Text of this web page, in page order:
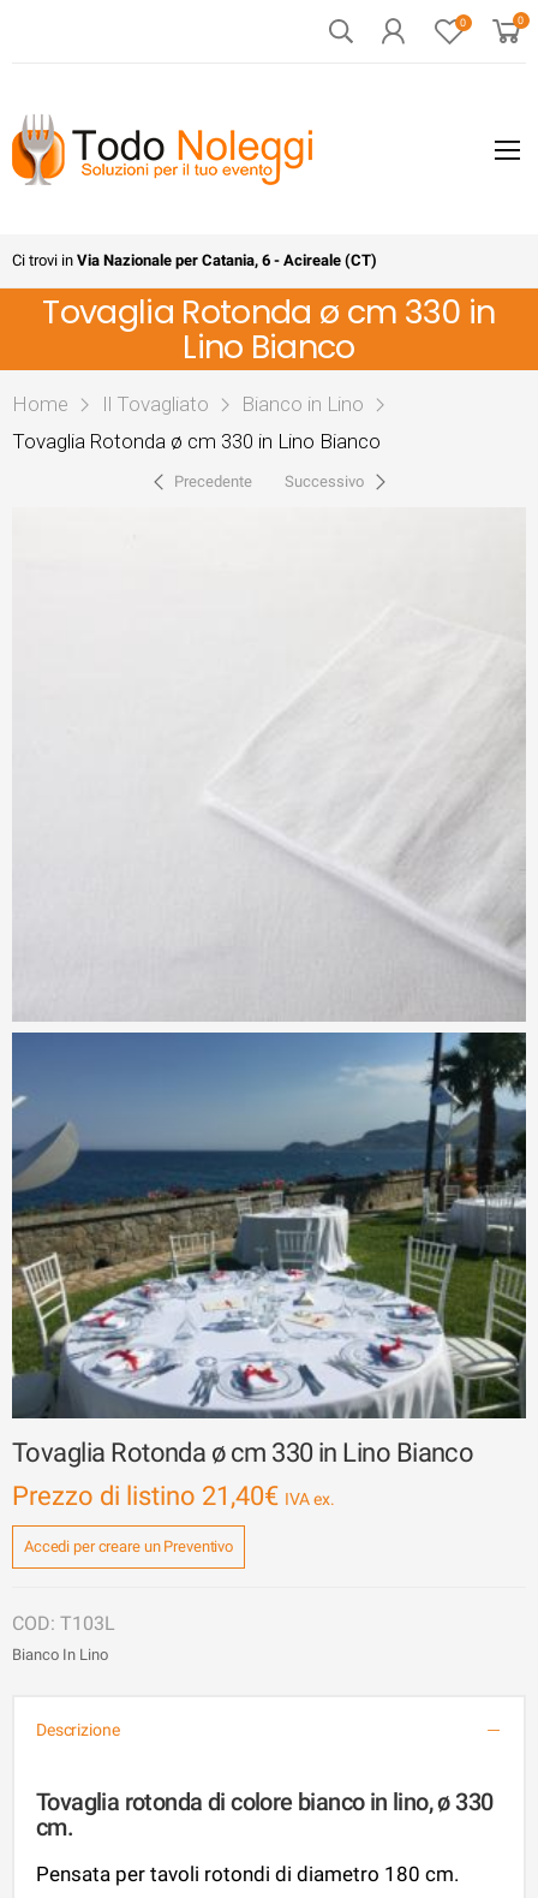
0 0
Ci trovi in Via Nazionale per Catania, 6 - Acireale (CT)
Tovaglia Rotonda ø cm 330 in
Lino Bianco
Home Il Tovagliato
Bianco in Lino
Tovaglia Rotonda ø cm 330 in Lino Bianco
Precedente Successivo
Tovaglia Rotonda ø cm 330 in Lino Bianco
Prezzo di listino 21,40€
Accedi per creare un Preventivo
T103L
Bianco In Lino
Descrizione
Tovaglia rotonda di colore bianco in lino, ø 330
cm.
Pensata per tavoli rotondi di diametro 180 cm.